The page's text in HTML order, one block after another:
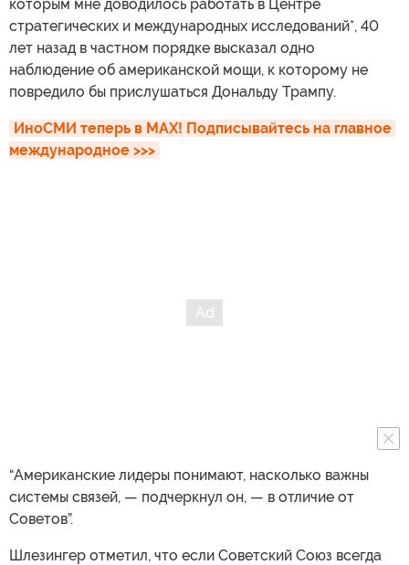
которым мне доводилось работать в Центре
стратегических и международных исследований*, 40
лет назад в частном порядке высказал одно
наблюдение об американской мощи, к которому не
повредило бы прислушаться Дональду Трампу.
ИноСМИ теперь в MAX! Подписывайтесь на главное
международное >>>
“Американские лидеры понимают, насколько важны
системы связей, — подчеркнул он, — в отличие от
Советов”.
Шлезингер отметил, что если Советский Союз всегда